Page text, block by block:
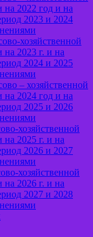
на 2022 год и на
2023 и 2024
хозяйственной
на 2023 г. и на
2024 и 2025
– хозяйственной
на 2024 год и на
2025 и 2026
хозяйственной
на 2025 г. и на
2026 и 2027
хозяйственной
на 2026 г. и на
2027 и 2028